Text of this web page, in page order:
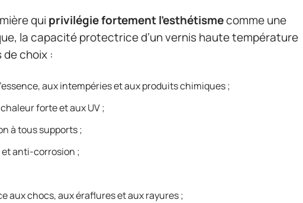
qui privilégie fortement l’esthétismecomme une
la capacité protectrice d’un vernis haute température
choix :
aux intempéries et aux produits chimiques ;
forte et aux UV ;
à tous supports ;
anti-corrosion ;
aux chocs, aux éraflures et aux rayures ;